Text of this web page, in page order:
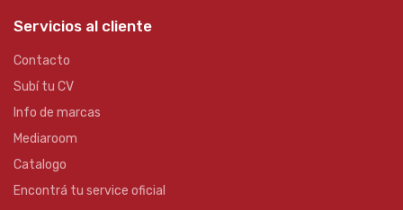
Servicios al cliente
Contacto
Subí tu CV
Info de marcas
Mediaroom
Catalogo
Encontrá tu service oficial